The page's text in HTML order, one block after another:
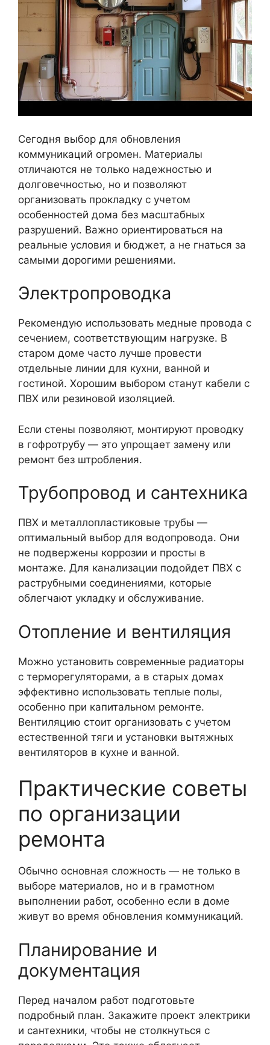
Сегодня выбор для обновления
коммуникаций огромен. Материалы
отличаются не только надежностью и
долговечностью, но и позволяют
организовать прокладку с учетом
особенностей дома без масштабных
разрушений. Важно ориентироваться на
реальные условия и бюджет, а не гнаться за
самыми дорогими решениями.
Электропроводка
Рекомендую использовать медные провода с
сечением, соответствующим нагрузке. В
старом доме часто лучше провести
отдельные линии для кухни, ванной и
гостиной. Хорошим выбором станут кабели с
ПВХ или резиновой изоляцией.
Если стены позволяют, монтируют проводку
в гофротрубу — это упрощает замену или
ремонт без штробления.
Трубопровод и сантехника
ПВХ и металлопластиковые трубы —
оптимальный выбор для водопровода. Они
не подвержены коррозии и просты в
монтаже. Для канализации подойдет ПВХ с
раструбными соединениями, которые
облегчают укладку и обслуживание.
Отопление и вентиляция
Можно установить современные радиаторы
с терморегуляторами, а в старых домах
эффективно использовать теплые полы,
особенно при капитальном ремонте.
Вентиляцию стоит организовать с учетом
естественной тяги и установки вытяжных
вентиляторов в кухне и ванной.
Практические советы
по организации
ремонта
Обычно основная сложность — не только в
выборе материалов, но и в грамотном
выполнении работ, особенно если в доме
живут во время обновления коммуникаций.
Планирование и
документация
Перед началом работ подготовьте
подробный план. Закажите проект электрики
и сантехники, чтобы не столкнуться с